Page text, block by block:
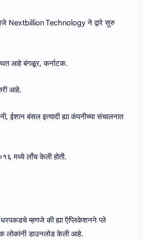
Nextbillion Technology ने द्वारे सुरु
आहे बंगळूर, कर्नाटक.
आहे.
ईशान बंसल इत्यादी ह्या कंपनीच्या संचालनात
मध्ये लाँच केली होती.
म्हणजे की ह्या ऍप्लिकेशनने प्ले
लोकांनी डाउनलोड केली आहे.